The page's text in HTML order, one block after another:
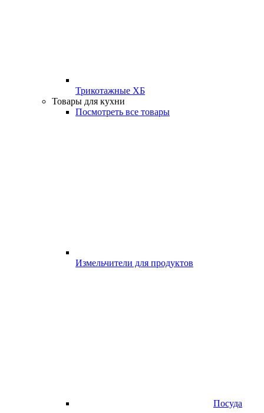
Трикотажные ХБ
Товары для кухни
Посмотреть все товары
Измельчители для продуктов
Посуда